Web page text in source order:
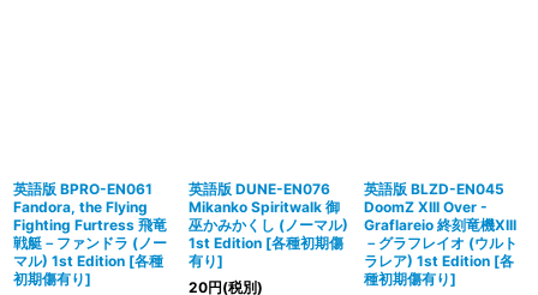
英語版 BPRO-EN061
Fandora, the Flying
Fighting Furtress 飛竜
戦艇－ファンドラ (ノー
マル) 1st Edition [各種
初期傷有り]
英語版 DUNE-EN076
Mikanko Spiritwalk 御
巫かみかくし (ノーマル)
1st Edition [各種初期傷
有り]
20円(税別)
英語版 BLZD-EN045
DoomZ XIII Over -
Graflareio 終刻竜機XIII
－グラフレイオ (ウルト
ラレア) 1st Edition [各
種初期傷有り]